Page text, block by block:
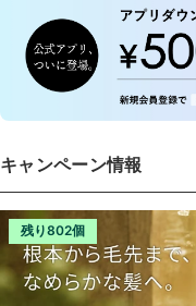
キャンペーン情報
残り802個